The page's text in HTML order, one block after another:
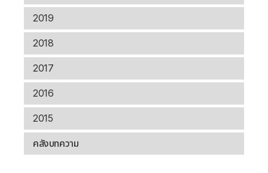
2019
2018
2017
2016
2015
คลังบทความ